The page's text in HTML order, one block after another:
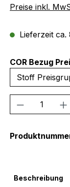
Preise inkl.
Lieferzeit
COR Bezug
Produkt
Beschreibung